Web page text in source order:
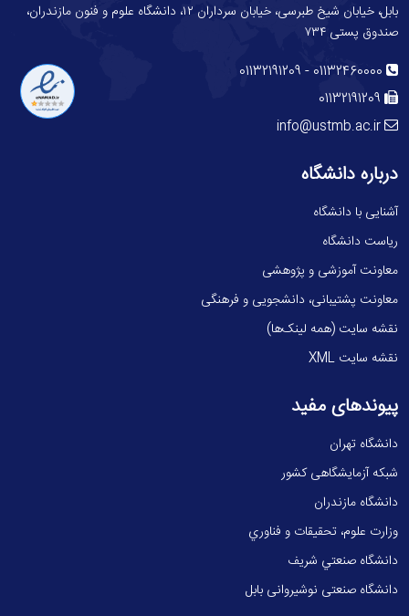
بابل، خیابان شیخ طبرسی، خیابان سرداران ۱۲، دانشگاه علوم و فنون مازندران،
صندوق پستی ۷۳۴
01132460000
-
01132191209
01132191209
info@ustmb.ac.ir
درباره دانشگاه
آشنایی با دانشگاه
ریاست دانشگاه
معاونت آموزشی و پژوهشی
معاونت پشتیبانی، دانشجویی و فرهنگی
نقشه سایت (همه لینک‌ها)
نقشه سایت XML
پیوندهای مفید
دانشگاه تهران
شبکه آزمایشگاهی کشور
دانشگاه مازندران
وزارت علوم، تحقيقات و فناوري
دانشگاه صنعتي شريف
دانشگاه صنعتی نوشیروانی بابل